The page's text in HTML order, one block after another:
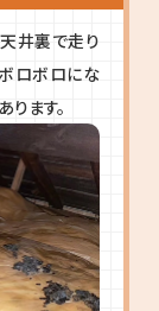
井裏で走り
ロボロにな
ます。